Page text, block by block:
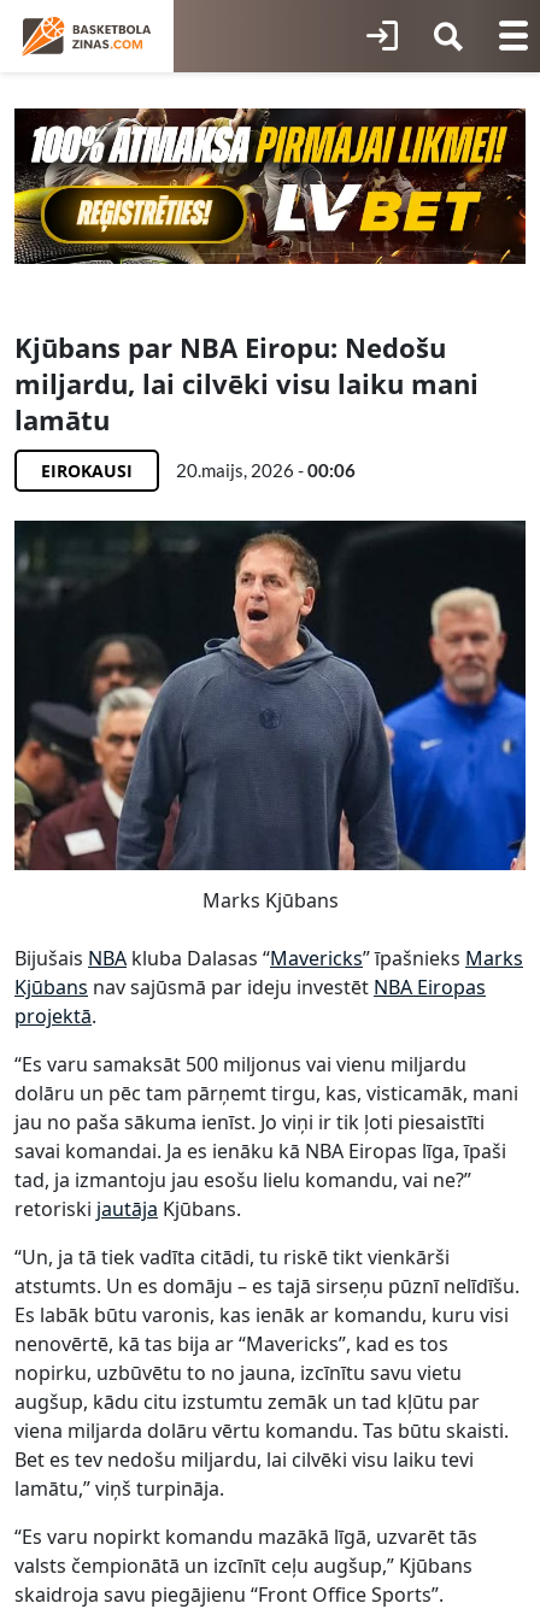
Kjūbans par NBA Eiropu: Nedošu
miljardu, lai cilvēki visu laiku mani
lamātu
EIROKAUSI 20.maijs, 2026 -00:06
Marks Kjūbans
Bijušais NBA kluba Dalasas “Mavericks” īpašnieks Marks
Kjūbans nav sajūsmā par ideju investēt NBA Eiropas
projektā.
“Es varu samaksāt 500 miljonus vai vienu miljardu
dolāru un pēc tam pārņemt tirgu, kas, visticamāk, mani
jau no paša sākuma ienīst. Jo viņi ir tik ļoti piesaistīti
savai komandai. Ja es ienāku kā NBA Eiropas līga, īpaši
tad, ja izmantoju jau esošu lielu komandu, vai ne?”
retoriski jautāja Kjūbans.
“Un, ja tā tiek vadīta citādi, tu riskē tikt vienkārši
atstumts. Un es domāju – es tajā sirseņu pūznī nelīdīšu.
Es labāk būtu varonis, kas ienāk ar komandu, kuru visi
nenovērtē, kā tas bija ar “Mavericks”, kad es tos
nopirku, uzbūvētu to no jauna, izcīnītu savu vietu
augšup, kādu citu izstumtu zemāk un tad kļūtu par
viena miljarda dolāru vērtu komandu. Tas būtu skaisti.
Bet es tev nedošu miljardu, lai cilvēki visu laiku tevi
lamātu,” viņš turpināja.
“Es varu nopirkt komandu mazākā līgā, uzvarēt tās
valsts čempionātā un izcīnīt ceļu augšup,” Kjūbans
skaidroja savu piegājienu “Front Office Sports”.